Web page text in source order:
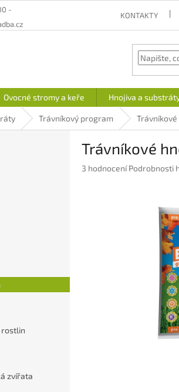
-
KONTAKTY
Ovocné stromy a keře Hnojiva a
Trávníkový program
rostlin
zvířata
Trávníkové
Průměrné
3 hodnocení Podrobnosti